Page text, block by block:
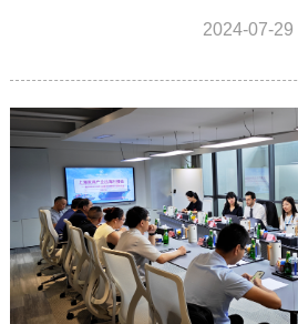
2024-07-29